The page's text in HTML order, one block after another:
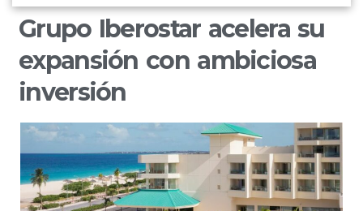
Grupo Iberostar acelera su
expansión con ambiciosa
inversión